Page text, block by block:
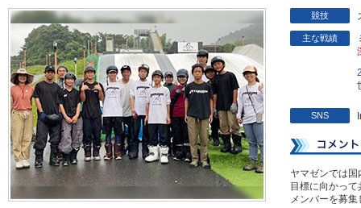
競技
主な戦績
SNS
ヤマゼンでは
目標に向かっ
メンバーを募